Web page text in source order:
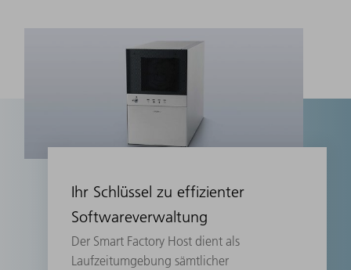
Ihr Schlüssel zu effizienter
Softwareverwaltung
Der Smart Factory Host dient als
Laufzeitumgebung sämtlicher